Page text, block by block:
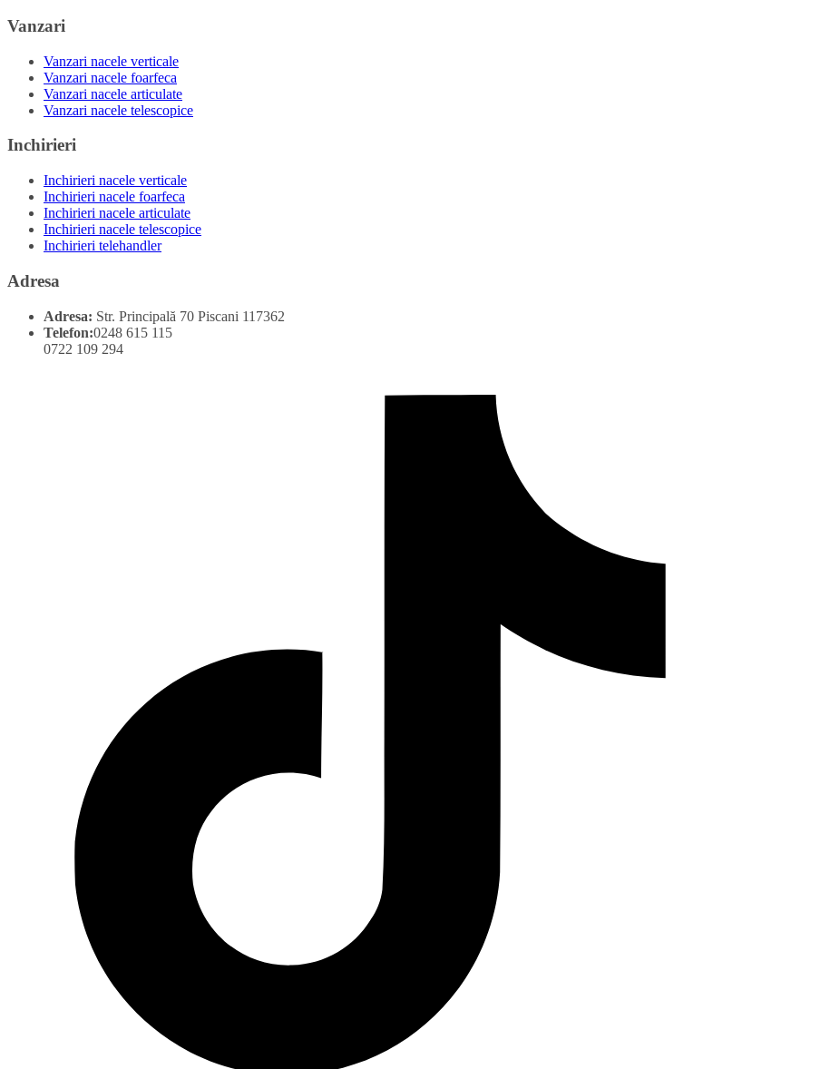
Vanzari
Vanzari nacele verticale
Vanzari nacele foarfeca
Vanzari nacele articulate
Vanzari nacele telescopice
Inchirieri
Inchirieri nacele verticale
Inchirieri nacele foarfeca
Inchirieri nacele articulate
Inchirieri nacele telescopice
Inchirieri telehandler
Adresa
Adresa: Str. Principală 70 Piscani 117362
Telefon:0248 615 115
0722 109 294